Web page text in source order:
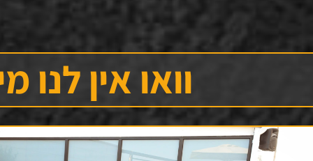
וואו אין לנו